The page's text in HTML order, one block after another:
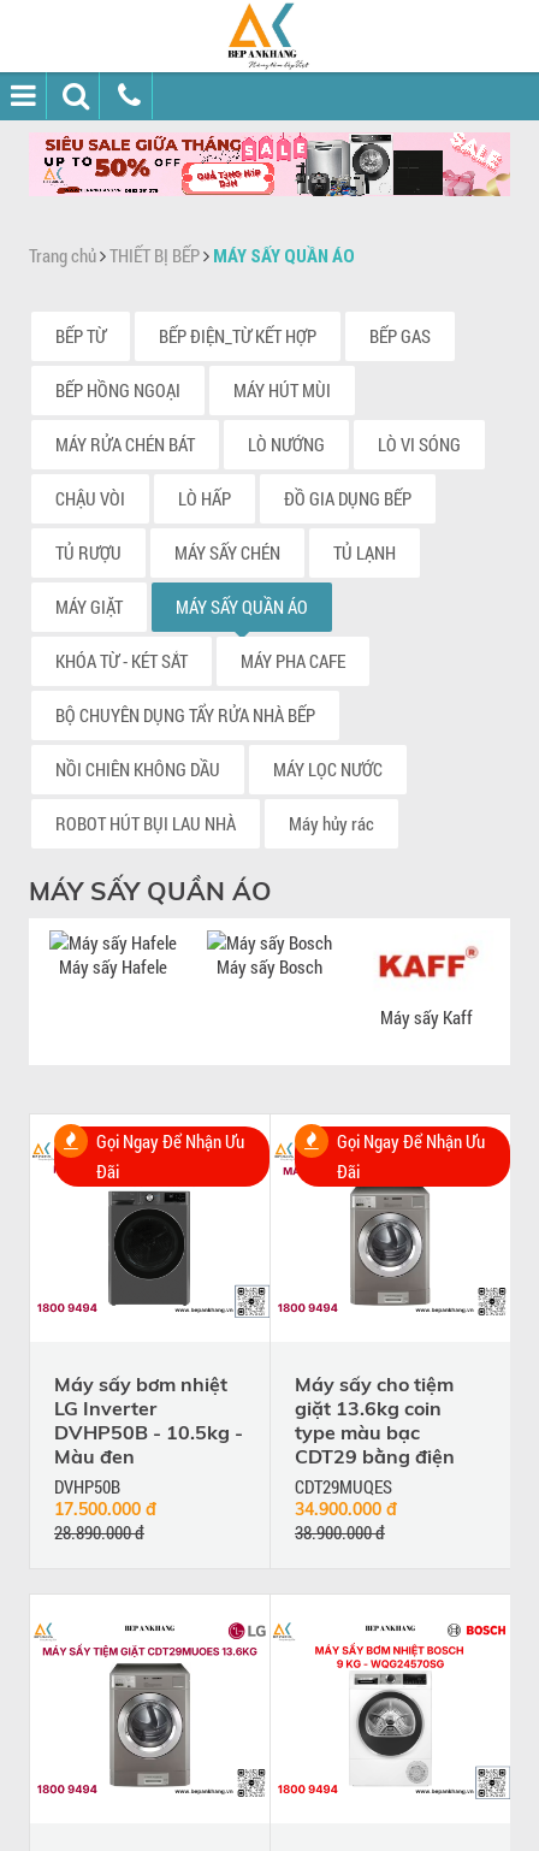
Trang chủ THIẾT BỊ BẾP MÁY SẤY QUẦN ÁO
BẾP TỪ BẾP ĐIỆN_TỪ KẾT HỢP BẾP GAS
BẾP HỒNG NGOẠI MÁY HÚT MÙI
MÁY RỬA CHÉN BÁT LÒ NƯỚNG LÒ VI SÓNG
CHẬU VÒI LÒ HẤP ĐỒ GIA DỤNG BẾP
TỦ RƯỢU MÁY SẤY CHÉN TỦ LẠNH
MÁY GIẶT MÁY SẤY QUẦN ÁO
KHÓA TỪ - KÉT SẮT MÁY PHA CAFE
BỘ CHUYÊN DỤNG TẨY RỬA NHÀ BẾP
NỒI CHIÊN KHÔNG DẦU MÁY LỌC NƯỚC
ROBOT HÚT BỤI LAU NHÀ Máy hủy rác
MÁY SẤY QUẦN ÁO
Máy sấy Hafele Máy sấy Bosch
Máy sấy Kaff
Gọi Ngay Để Nhận Ưu
Đãi
Máy sấy bơm nhiệt
LG Inverter
DVHP50B - 10.5kg -
Màu đen
DVHP50B
17.500.000 đ
28.890.000 đ
Gọi Ngay Để Nhận Ưu
Đãi
Máy sấy cho tiệm
giặt 13.6kg coin
type màu bạc
CDT29 bằng điện
CDT29MUQES
34.900.000 đ
38.900.000 đ